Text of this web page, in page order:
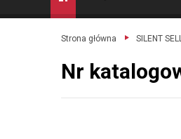
Strona główna SILENT
Nr